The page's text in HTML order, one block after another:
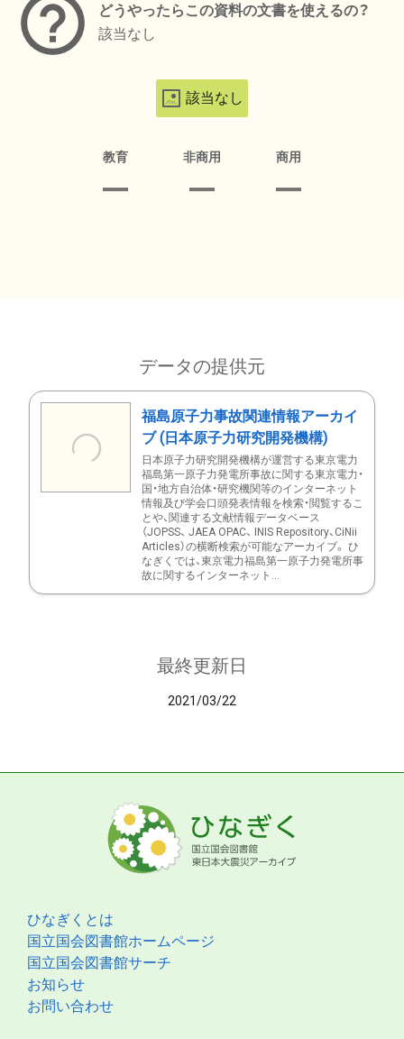
どうやったらこの資料の文書を使えるの？
該当なし
該当なし
教育 非商用 商用
データの提供元
福島原子力事故関連情報アーカイ
ブ (日本原子力研究開発機構)
日本原子力研究開発機構が運営する東京電力
福島第一原子力発電所事故に関する東京電力・
国・地方自治体・研究機関等のインターネット
情報及び学会口頭発表情報を検索・閲覧するこ
とや、関連する文献情報データベース
（JOPSS、 JAEA OPAC、 INIS Repository、CiNii
Articles）の横断検索が可能なアーカイブ。 ひ
なぎくでは、東京電力福島第一原子力発電所事
故に関するインターネット...
最終更新日
2021/03/22
ひなぎくとは
国立国会図書館ホームページ
国立国会図書館サーチ
お知らせ
お問い合わせ